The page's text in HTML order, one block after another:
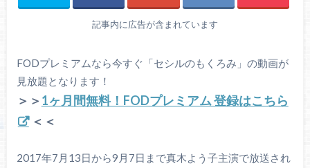
記事内に広告が含まれています
FODプレミアムなら今すぐ「セシルのもくろみ」の動画が
見放題となります！
＞＞ 1ヶ月間無料！FODプレミアム 登録はこちら
＜＜
2017年7月13日から9月7日まで真木よう子主演で放送され